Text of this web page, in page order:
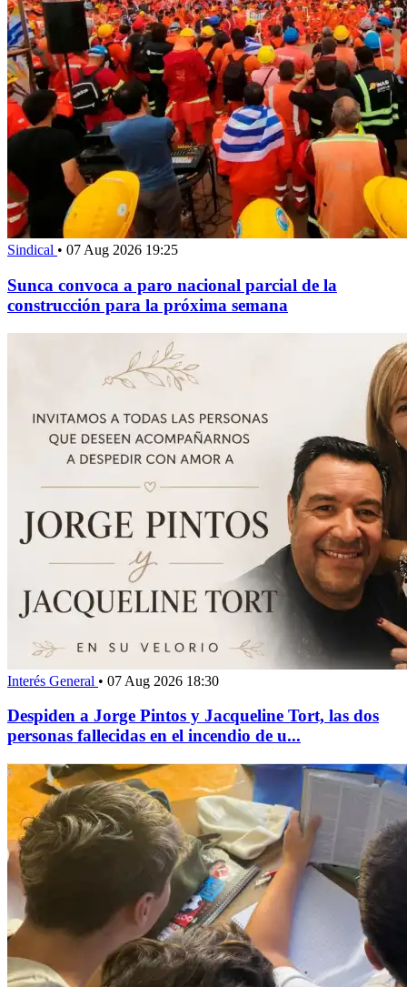
Sindical • 07 Aug 2026 19:25
Sunca convoca a paro nacional parcial de la
construcción para la próxima semana
Interés General • 07 Aug 2026 18:30
Despiden a Jorge Pintos y Jacqueline Tort, las dos
personas fallecidas en el incendio de u...